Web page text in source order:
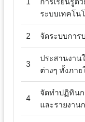
ระบบเทคโน
2 จัดระบบการ
3
ประสานงาน
ต่างๆ ทั้งภา
4
จัดทำปฏิทินก
และรายงาน